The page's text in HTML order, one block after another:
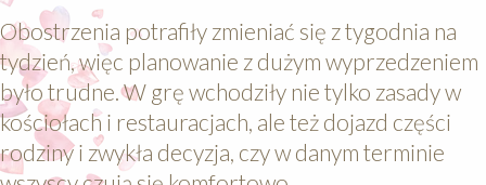
Obostrzenia potrafiły zmieniać się z tygodnia na
tydzień, więc planowanie z dużym wyprzedzeniem
było trudne. W grę wchodziły nie tylko zasady w
kościołach i restauracjach, ale też dojazd części
rodziny i zwykła decyzja, czy w danym terminie